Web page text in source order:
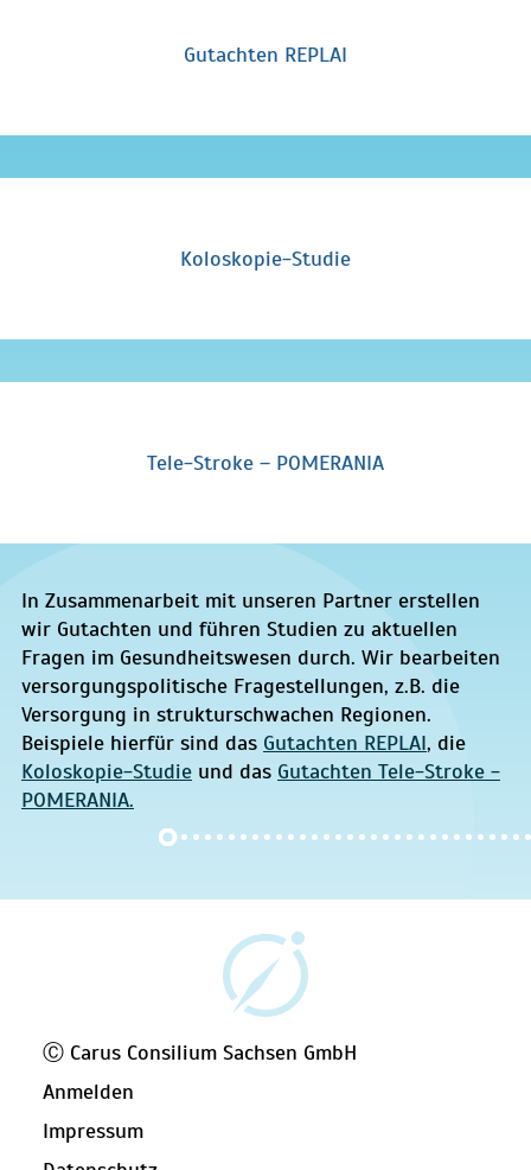
Gutachten REPLAI
Koloskopie-Studie
Tele-Stroke – POMERANIA
In Zusammenarbeit mit unseren Partner erstellen
wir Gutachten und führen Studien zu aktuellen
Fragen im Gesundheitswesen durch. Wir bearbeiten
versorgungspolitische Fragestellungen, z.B. die
Versorgung in strukturschwachen Regionen.
Beispiele hierfür sind das Gutachten REPLAI, die
Koloskopie-Studie und das Gutachten Tele-Stroke -
POMERANIA.
Ⓒ Carus Consilium Sachsen GmbH
Anmelden
Impressum